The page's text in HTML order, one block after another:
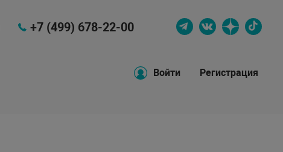
+7 (499) 678-22-00
Войти Регистрация